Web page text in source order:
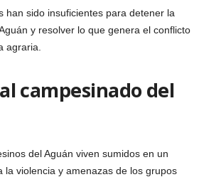
han sido insuficientes para detener la
y resolver lo que genera el conflicto
agraria.
campesinado del
del Aguán viven sumidos en un
la violencia y amenazas de los grupos